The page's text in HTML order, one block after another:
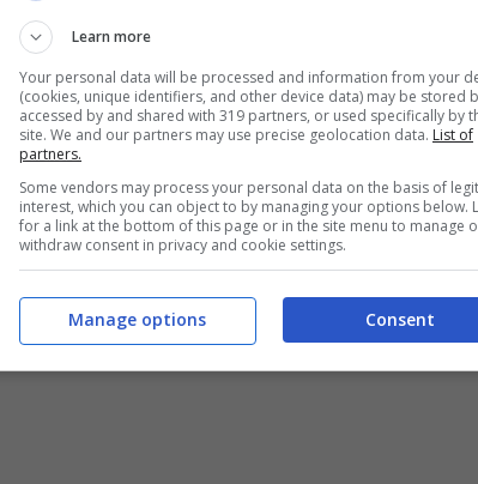
ne possono più
Learn more
Your personal data will be processed and information from your
(cookies, unique identifiers, and other device data) may be stored
accessed by and shared with 319 partners, or used specifically by
site. We and our partners may use precise geolocation data. List of
partners.
Some vendors may process your personal data on the basis of
interest, which you can object to by managing your options below.
for a link at the bottom of this page or in the site menu to manage
withdraw consent in privacy and cookie settings.
Consent
Manage options